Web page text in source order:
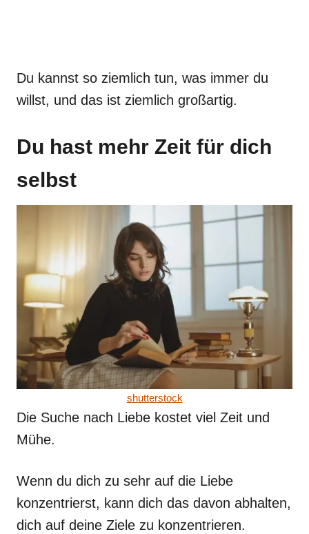
Du kannst so ziemlich tun, was immer du
willst, und das ist ziemlich großartig.
Du hast mehr Zeit für dich
selbst
shutterstock
Die Suche nach Liebe kostet viel Zeit und
Mühe.
Wenn du dich zu sehr auf die Liebe
konzentrierst, kann dich das davon abhalten,
dich auf deine Ziele zu konzentrieren.